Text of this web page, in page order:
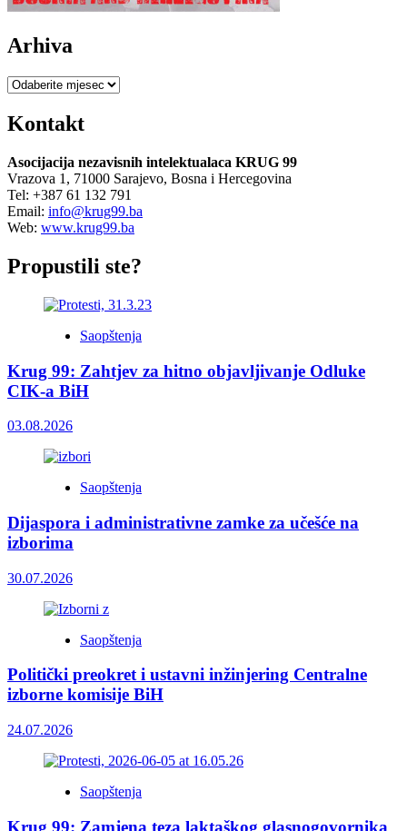
Arhiva
Arhiva
Kontakt
Asocijacija nezavisnih intelektualaca KRUG 99
Vrazova 1, 71000 Sarajevo, Bosna i Hercegovina
Tel: +387 61 132 791
Email: info@krug99.ba
Web: www.krug99.ba
Propustili ste?
Saopštenja
Krug 99: Zahtjev za hitno objavljivanje Odluke
CIK-a BiH
03.08.2026
Saopštenja
Dijaspora i administrativne zamke za učešće na
izborima
30.07.2026
Saopštenja
Politički preokret i ustavni inžinjering Centralne
izborne komisije BiH
24.07.2026
Saopštenja
Krug 99: Zamjena teza laktaškog glasnogovornika